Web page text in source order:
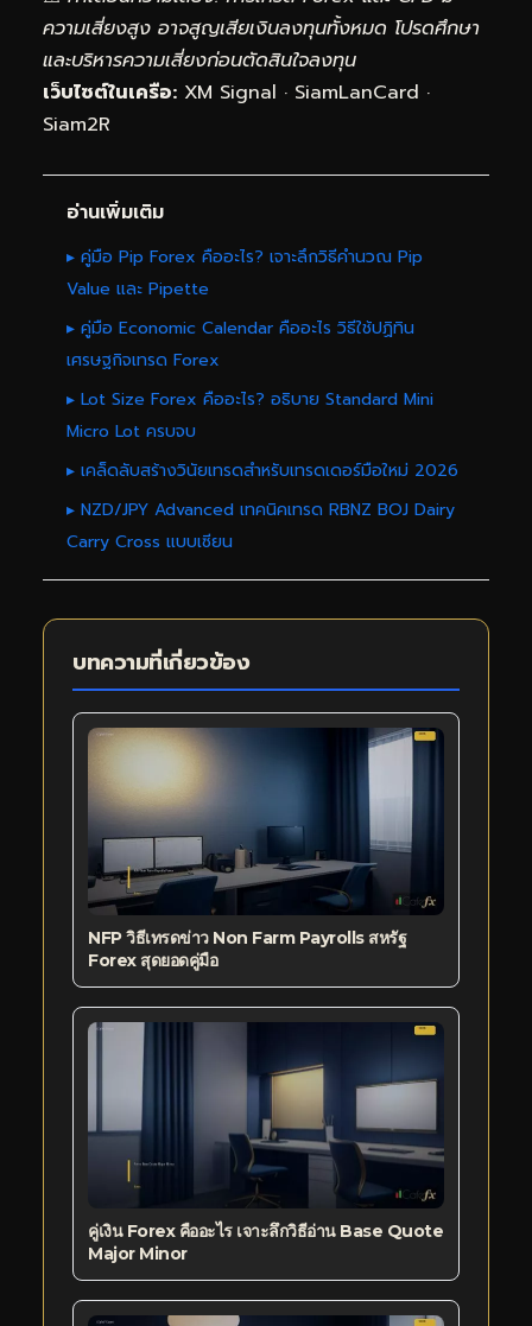
ความเสี่ยงสูง อาจสูญเสียเงินลงทุนทั้งหมด โปรดศึกษา
และบริหารความเสี่ยงก่อนตัดสินใจลงทุน
เว็บไซต์ในเครือ: XM Signal · SiamLanCard ·
Siam2R
อ่านเพิ่มเติม
▸ คู่มือ Pip Forex คืออะไร? เจาะลึกวิธีคำนวณ Pip
Value และ Pipette
▸ คู่มือ Economic Calendar คืออะไร วิธีใช้ปฏิทิน
เศรษฐกิจเทรด Forex
▸ Lot Size Forex คืออะไร? อธิบาย Standard Mini
Micro Lot ครบจบ
▸ เคล็ดลับสร้างวินัยเทรดสำหรับเทรดเดอร์มือใหม่ 2026
▸ NZD/JPY Advanced เทคนิคเทรด RBNZ BOJ Dairy
Carry Cross แบบเซียน
บทความที่เกี่ยวข้อง
NFP วิธีเทรดข่าว Non Farm Payrolls สหรัฐ
Forex สุดยอดคู่มือ
คู่เงิน Forex คืออะไร เจาะลึกวิธีอ่าน Base Quote
Major Minor